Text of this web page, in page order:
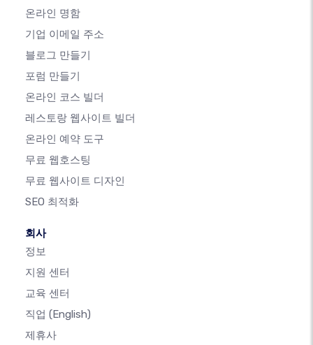
온라인 명함
기업 이메일 주소
블로그 만들기
포럼 만들기
온라인 코스 빌더
레스토랑 웹사이트 빌더
온라인 예약 도구
무료 웹호스팅
무료 웹사이트 디자인
SEO 최적화
회사
정보
지원 센터
교육 센터
직업 (English)
제휴사